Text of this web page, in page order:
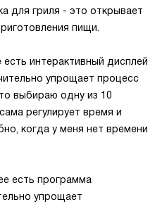
для гриля - это открывает
пищи.
интерактивный дисплей
упрощает процесс
выбираю одну из 10
регулирует время и
когда у меня нет времени
есть программа
упрощает